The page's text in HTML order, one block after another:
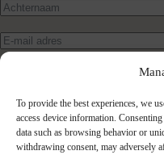
To provide the best experiences, we
access device information.
data such as browsing behavior or
withdrawing consent, may adversely